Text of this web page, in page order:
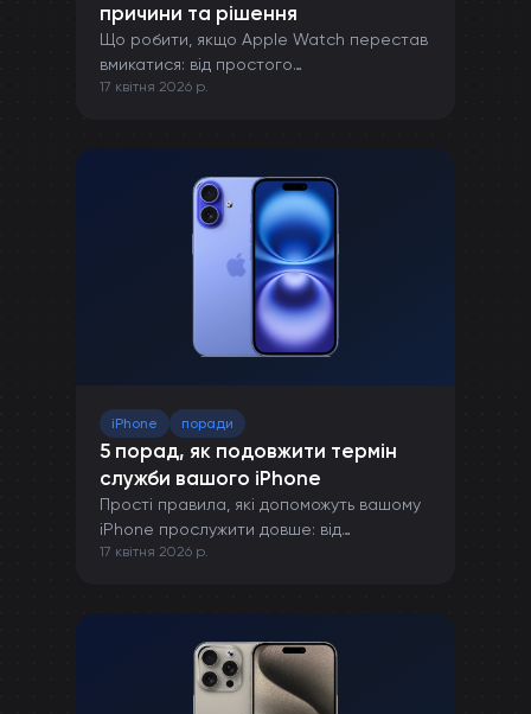
причини та рішення
Що робити, якщо Apple Watch перестав
вмикатися: від простого
перезавантаження до ремонту в сервісі.
17 квітня 2026 р.
iPhone поради
5 порад, як подовжити термін
служби вашого iPhone
Прості правила, які допоможуть вашому
iPhone прослужити довше: від
правильної зарядки до захисту від
17 квітня 2026 р.